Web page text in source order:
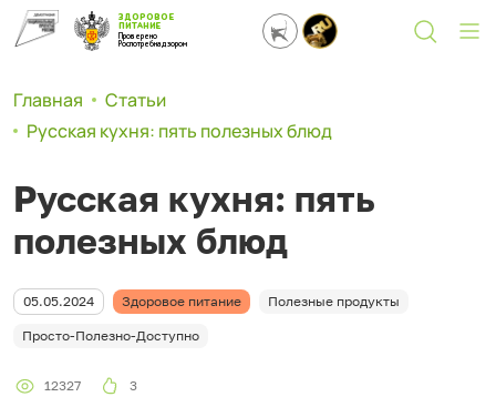
ЗДОРОВОЕ
ПИТАНИЕ
Проверено
Роспотребнадзором
Главная
Статьи
Русская кухня: пять полезных блюд
Русская кухня: пять
полезных блюд
05.05.2024 Здоровое питание Полезные продукты
Просто-Полезно-Доступно
12327 3